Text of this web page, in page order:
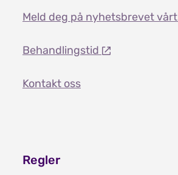
Meld deg på nyhetsbrevet vårt
Behandlingstid
Kontakt oss
Regler